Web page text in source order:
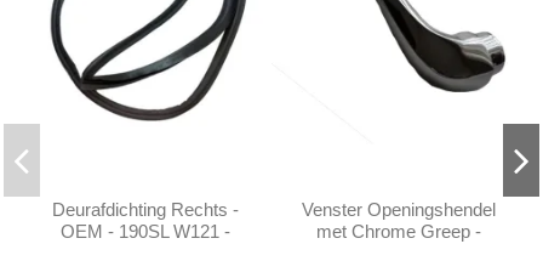
Deurafdichting Rechts -
OEM - 190SL W121 -
Venster Openingshendel
met Chrome Greep -